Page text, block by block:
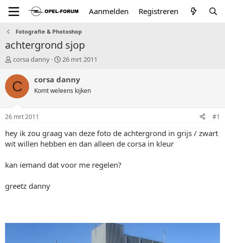
Aanmelden Registreren
Fotografie & Photoshop
achtergrond sjop
T
p
i
a
r
t
e
corsa danny
S
a
t
u
26 mrt 2011
C corsa danny
Komt weleens kijken
26 mrt 2011 #1
hey ik zou graag van deze foto de achtergrond in grijs / zwart
wit willen hebben en dan alleen de corsa in kleur
kan iemand dat voor me regelen?
greetz danny